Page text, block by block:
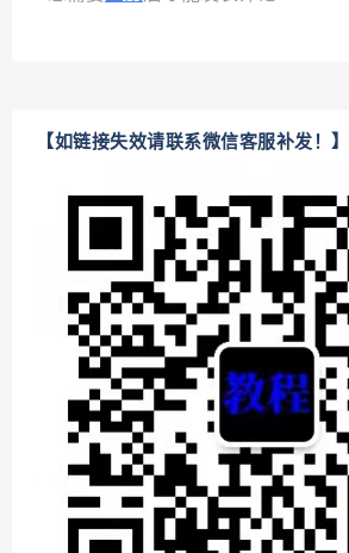
【如链接失效请联系微信客服补发！】